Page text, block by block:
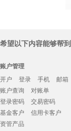
希望以下内容能够帮到
账户管理
开户
登录 手机
邮箱
账户查询
对账单
登录密码
交易密码
基金客户
信用卡客户
资管产品